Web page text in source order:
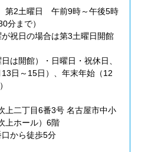
第2土曜日 午前9時～午後5時
分まで）
祝日の場合は第3土曜日開館
は開館）・日曜日・祝休日、
日～15日）、年末年始（12
上二丁目6番3号 名古屋市中小
上ホール）6階
から徒歩5分